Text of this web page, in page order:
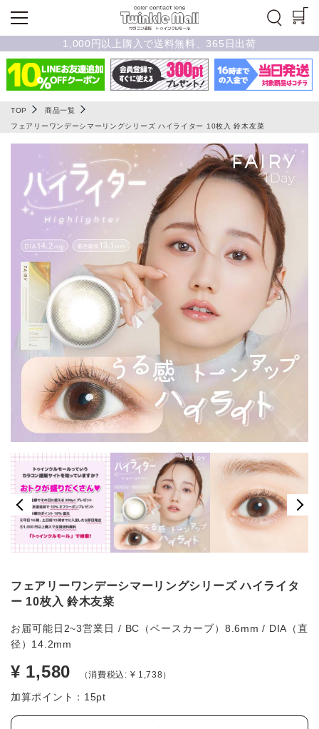
1,000円以上購入で送料無料、365日出荷
TOP
商品一覧
フェアリーワンデーシマーリングシリーズ ハイライター 10枚入 鈴木友菜
フェアリーワンデーシマーリングシリーズ ハイライタ
ー 10枚入 鈴木友菜
お届可能日2~3営業日 / BC（ベースカーブ）8.6mm / DIA（直
径）14.2mm
¥ 1,580 （消費税込: ¥ 1,738）
加算ポイント： 15pt